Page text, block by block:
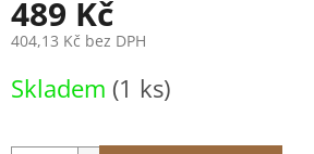
489 Kč
404,13 Kč bez DPH
cena:
Skladem (1 ks)